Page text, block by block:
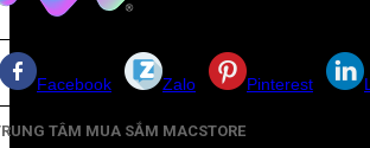
Facebook Zalo Pinterest
TÂM MUA SẮM MACSTORE